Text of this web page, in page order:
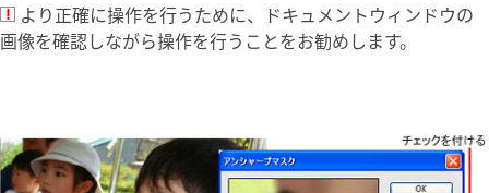
より正確に操作を行うために、ドキュメントウィンドウの
画像を確認しながら操作を行うことをお勧めします。